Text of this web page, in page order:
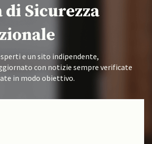
di Sicurezza
e un sito indipendente,
con notizie sempre verificate
in modo obiettivo.